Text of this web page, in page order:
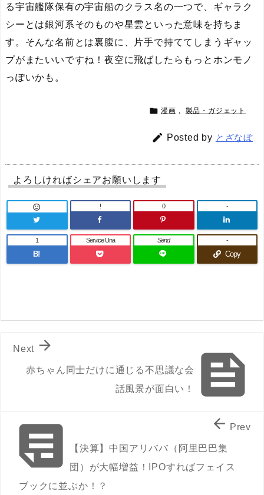
る宇宙艦隊保有の宇宙船のクラス名の一つで、ギャラク
シーとは銀河系そのものや星雲といった意味を持ちま
す。そんな名前とは裏腹に、片手で持ててしまうギャッ
プがまたいいですね！夜空に飛ばしたらもっとホンモノ
っぽいかも。
 漫画 製品・ガジェット
 Posted by とざなぼ
よろしければシェアお願いします
 ! 0 -
B!
1 Service Una Send
Copy
-

赤ちゃん同士だけに通じる不思議な会
話風景が面白い！

Next

【決算】中国アリババ（阿里巴巴集
団）が大幅増益！IPOすればフェイス
ブックに並ぶか！？
 Prev